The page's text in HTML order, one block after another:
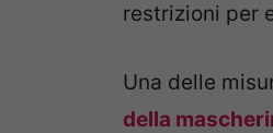
restrizioni per
Una delle
della